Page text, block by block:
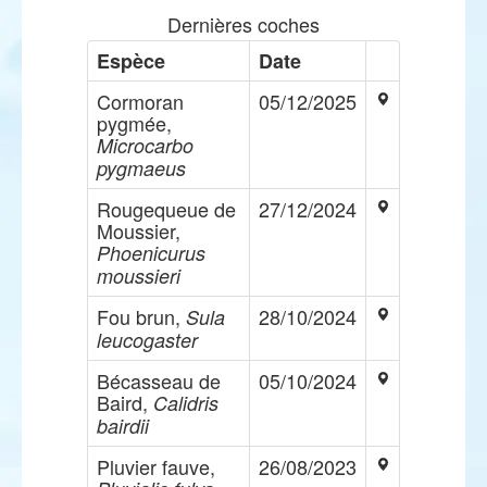
Dernières coches
Espèce
Date
Cormoran
pygmée,
Microcarbo
pygmaeus
05/12/2025
Rougequeue de
Moussier,
Phoenicurus
moussieri
27/12/2024
Fou brun, Sula
leucogaster
28/10/2024
Bécasseau de
Baird, Calidris
bairdii
05/10/2024
Pluvier fauve, 26/08/2023